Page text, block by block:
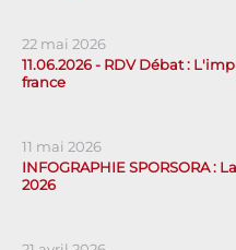
22 mai 2026
11.06.2026 - RDV Débat :
france
11 mai 2026
INFOGRAPHIE SPORSORA :
2026